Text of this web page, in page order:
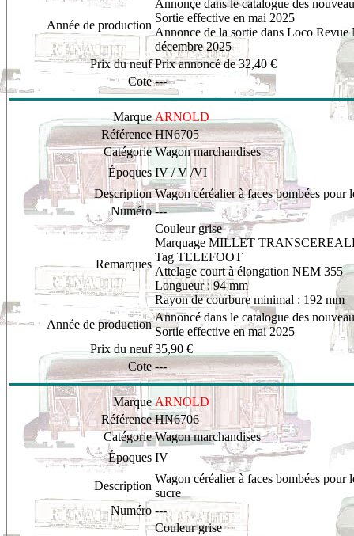
Année de production
Annonçé dans le catalogue des
Sortie effective en mai 2025
Annonce de la sortie dans Loco Revue
décembre 2025
Prix du neuf Prix annoncé de 32,40 €
Cote ---
Marque ARNOLD
Référence HN6705
Catégorie Wagon marchandises
Époques IV / V /VI
Description Wagon céréalier à faces bombées pour
Numéro ---
Remarques
Couleur grise
Marquage MILLET
Tag TELEFOOT
Attelage court à élongation NEM 355
Longueur : 94 mm
Rayon de courbure minimal : 192 mm
Année de production
Annoncé dans le catalogue des
Sortie effective en mai 2025
Prix du neuf 35,90 €
Cote ---
Marque ARNOLD
Référence HN6706
Catégorie Wagon marchandises
Époques IV
Description
Wagon céréalier à faces bombées pour
sucre
Numéro ---
Couleurgrise